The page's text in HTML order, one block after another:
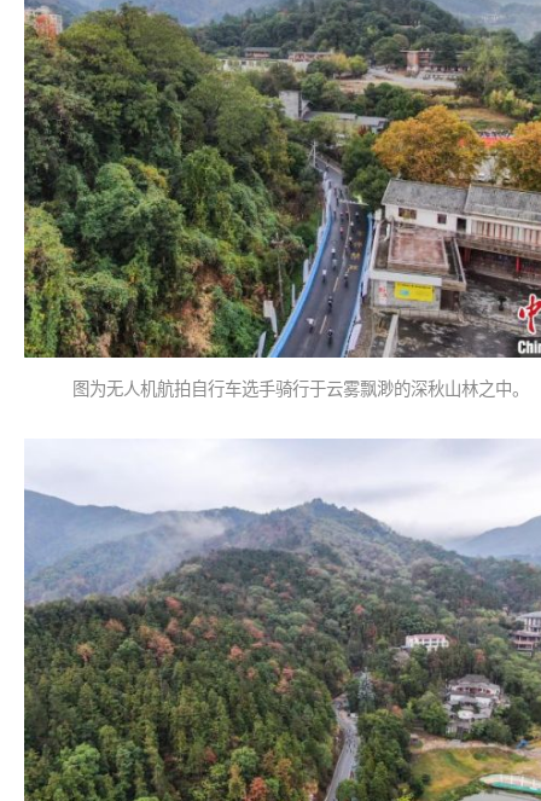
图为无人机航拍自行车选手骑行于云雾飘渺的深秋山林之中